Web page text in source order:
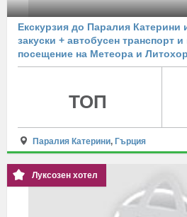
Екскурзия до Паралия
закуски + автобусен транспорт
посещение на Метеора и
ТОП
Паралия Катерини, Гърция
Луксозен хотел